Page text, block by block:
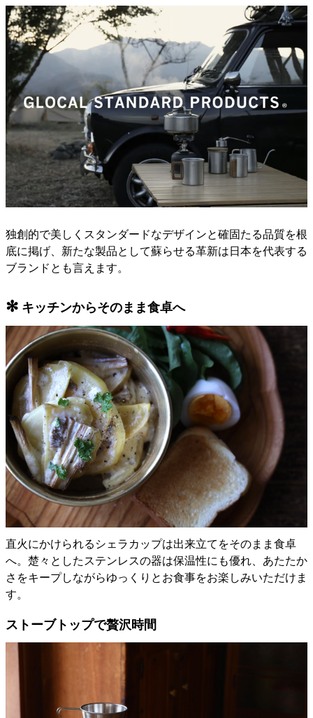
独創的で美しくスタンダードなデザインと確固たる品質を根
底に掲げ、新たな製品として蘇らせる革新は日本を代表する
ブランドとも言えます。
✻ キッチンからそのまま食卓へ
直火にかけられるシェラカップは出来立てをそのまま食卓
へ。楚々としたステンレスの器は保温性にも優れ、あたたか
さをキープしながらゆっくりとお食事をお楽しみいただけま
す。
ストーブトップで贅沢時間